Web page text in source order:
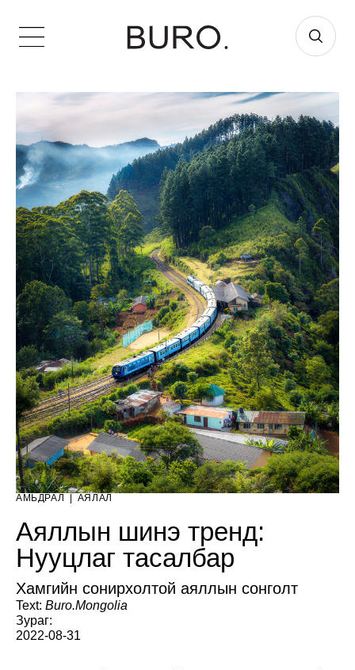
АМЬДРАЛ АЯЛАЛ
Аяллын шинэ тренд:
Нууцлаг тасалбар
Хамгийн сонирхолтой аяллын сонголт
Text: Buro.Mongolia
Зураг:
2022-08-31